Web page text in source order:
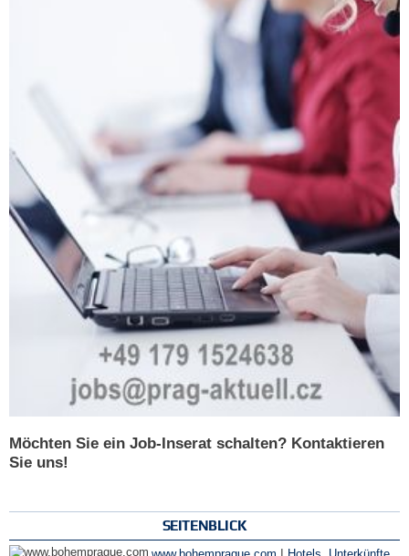
Möchten Sie ein Job-Inserat schalten? Kontaktieren
Sie uns!
SEITENBLICK